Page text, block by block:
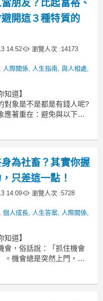
趣可言，起碼表面上是如
錯誤──不及早加入戰局
朋友？比起富裕、
開這３種特質的
14:52 瀏覽人次 :14173
, 人際關係, 人生指南,與人相處,
知道】
對象是不是都是有錢人呢?
應著重在：避免與以下三
過多的相處！除了能幫自
為社畜？其實你握
只差這一點！
14:09 瀏覽人次 :5728
,個人成長, 人生答案, 人際關係,
知道】
會，俗話說：「抓住機會
。機會總是突然上門，機
凡無奇的出現，等到逝去